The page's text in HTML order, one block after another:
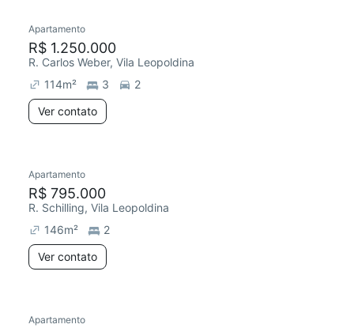
Apartamento
R$ 1.250.000
R. Carlos Weber, Vila Leopoldina
114m² 3
2
Ver contato
Redecorar
Apartamento
R$ 795.000
R. Schilling, Vila Leopoldina
146m²
2
Ver contato
Apartamento